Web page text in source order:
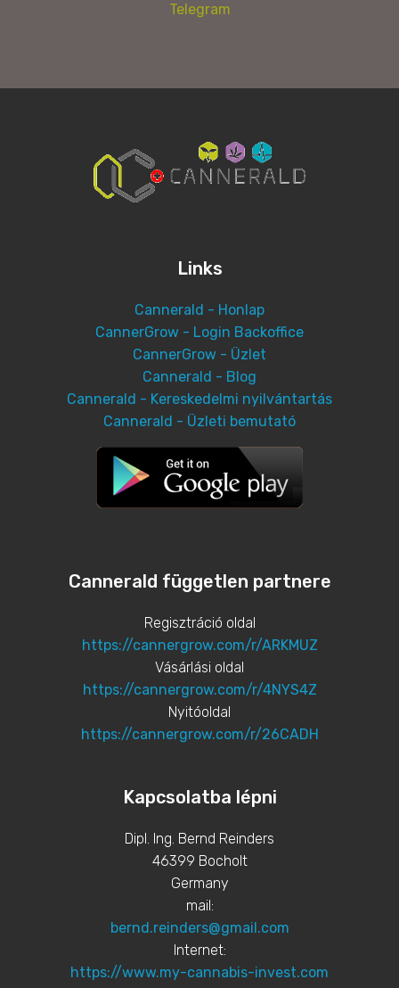
Telegram
Links
Cannerald - Honlap
CannerGrow - Login Backoffice
CannerGrow - Üzlet
Cannerald - Blog
Cannerald - Kereskedelmi nyilvántartás
Cannerald - Üzleti bemutató
Cannerald független partnere
Regisztráció oldal
https://cannergrow.com/r/ARKMUZ
Vásárlási oldal
https://cannergrow.com/r/4NYS4Z
Nyitóoldal
https://cannergrow.com/r/26CADH
Kapcsolatba lépni
Dipl. Ing. Bernd Reinders
46399 Bocholt
Germany
mail:
bernd.reinders@gmail.com
Internet:
https://www.my-cannabis-invest.com